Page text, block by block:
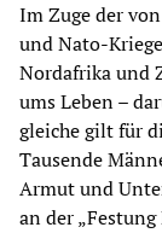
Im Zuge der
und Nato-
Nordafrika und
ums Leben –
gleiche gilt für
Tausende
Armut und
an der „Festung